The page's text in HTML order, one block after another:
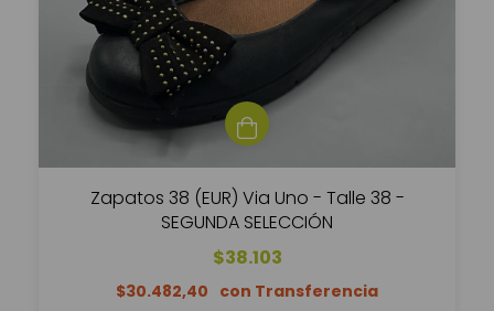
Zapatos 38 (EUR) Via Uno - Talle 38 -
SEGUNDA SELECCIÓN
$38.103
$30.482,40